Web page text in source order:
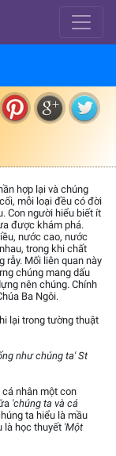
hợp lại và chúng
mỗi loại đều có đời
Con người hiểu biết ít
được khám phá.
nước cao, nước
trong khi chất
rẫy. Mối liên quan này
chúng mang dấu
nên chúng. Chính
Ba Ngôi.
lại trong tường thuật
như chúng ta' St
cá nhân một con
'chúng ta và cá
ta hiểu là mầu
là học thuyết 'Một